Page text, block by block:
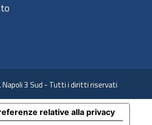
Napoli 3 Sud - Tutti i diritti riservati
relative alla privacy